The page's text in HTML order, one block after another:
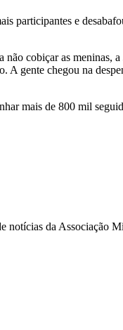
participantes e
não cobiçar as meninas,
gente chegou na
mais de 800 mil
notícias da Associação